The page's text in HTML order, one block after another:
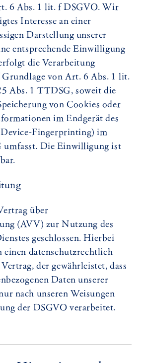
6 Abs. 1 lit. f DSGVO. Wir
Interesse an einer
Darstellung unserer
entsprechende Einwilligung
die Verarbeitung
von Art. 6 Abs. 1 lit.
Abs. 1 TTDSG, soweit die
von Cookies oder
im Endgerät des
Fingerprinting) im
umfasst. Die Einwilligung ist
über
(AVV) zur Nutzung des
geschlossen. Hierbei
einen datenschutzrechtlich
der gewährleistet, dass
Daten unserer
nach unseren Weisungen
der DSGVO verarbeitet.